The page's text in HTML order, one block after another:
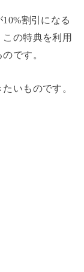
割引になる
の特典を利用
です。
いものです。